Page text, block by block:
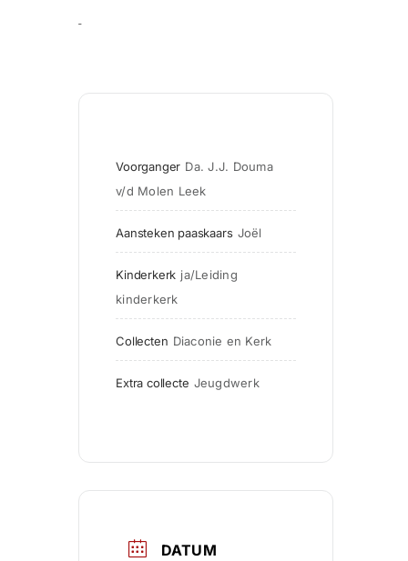
Voorganger Da. J.J. Douma
v/d Molen Leek
Aansteken paaskaars Joël
Kinderkerk ja/Leiding
kinderkerk
Collecten Diaconie en Kerk
Extra collecte Jeugdwerk
DATUM